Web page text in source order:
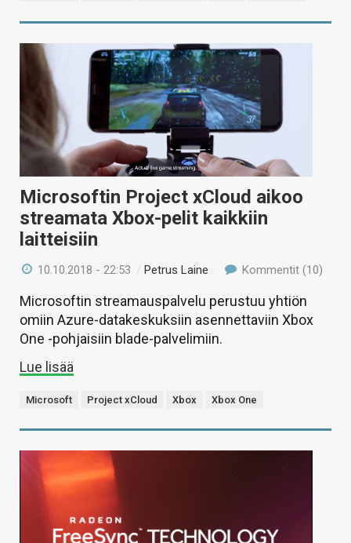
Microsoftin Project xCloud aikoo
streamata Xbox-pelit kaikkiin
laitteisiin
10.10.2018 - 22:53 /Petrus Laine Kommentit (10)
Microsoftin streamauspalvelu perustuu yhtiön
omiin Azure-datakeskuksiin asennettaviin Xbox
One -pohjaisiin blade-palvelimiin.
Lue lisää
Microsoft Project xCloud Xbox Xbox One